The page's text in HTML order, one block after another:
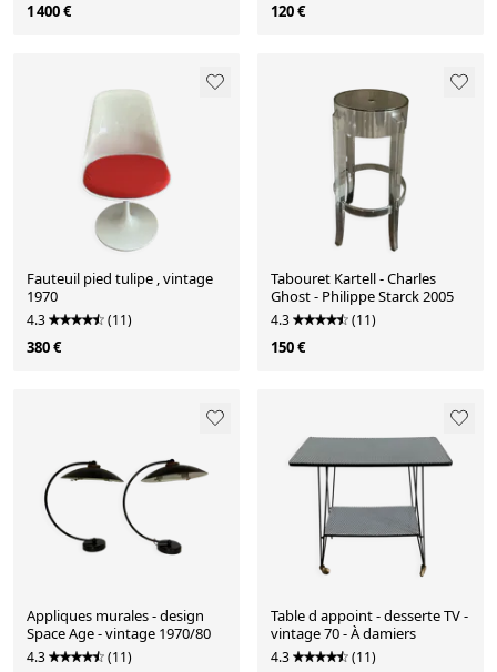
1 400 € 120 €
Fauteuil pied tulipe , vintage
1970
4.3 (11)
380 €
Tabouret Kartell - Charles
Ghost - Philippe Starck 2005
4.3 (11)
150 €
Appliques murales - design
Space Age - vintage 1970/80
4.3 (11)
Table d appoint - desserte TV -
vintage 70 - À damiers
4.3 (11)